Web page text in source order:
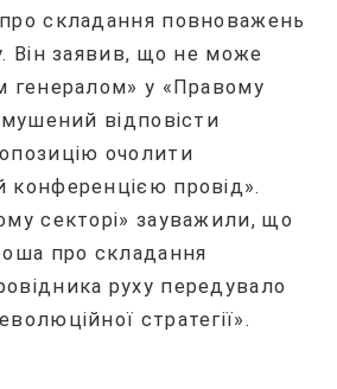
складання повноважень
Він заявив, що не може
генералом» у «Правому
відповісти
очолити
конференцією провід».
секторі» зауважили, що
про складання
руху передувало
стратегії».